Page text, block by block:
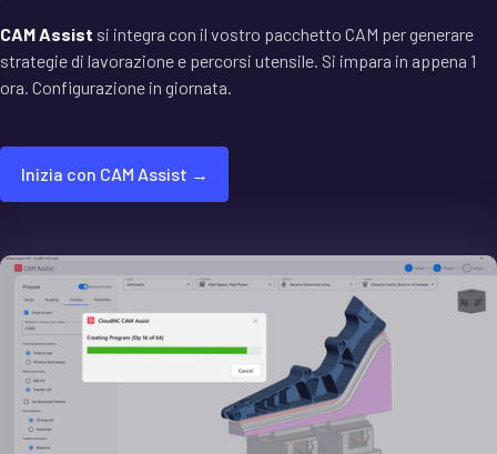
CAM Assist si integra con il vostro pacchetto CAM per generare
strategie di lavorazione e percorsi utensile. Si impara in appena 1
ora. Configurazione in giornata.
Inizia con CAM Assist →